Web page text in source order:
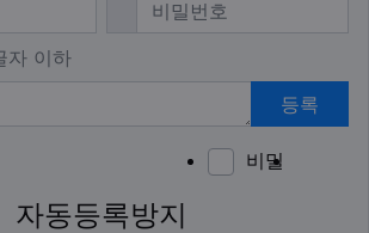
자 이하
등록
비밀
자동등록방지